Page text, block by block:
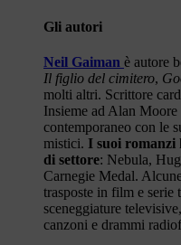
Gli autori
Neil Gaiman è autore
Il figlio del cimitero,
molti altri. Scrittore
Insieme ad Alan
contemporaneo con le
mistici. I suoi
di settore: Nebula,
Carnegie Medal.
trasposte in film e serie
sceneggiature
canzoni e drammi